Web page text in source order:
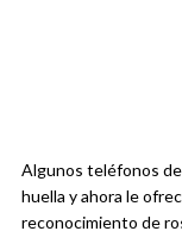
Algunos teléfonos
huella y ahora le
reconocimiento de